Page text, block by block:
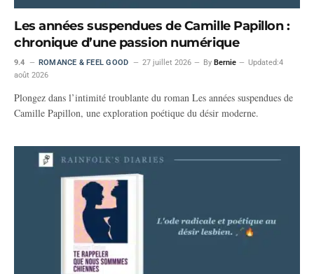
Les années suspendues de Camille Papillon :
chronique d’une passion numérique
9.4 ROMANCE & FEEL GOOD 27 juillet 2026 By Bernie Updated:4
août 2026
Plongez dans l’intimité troublante du roman Les années suspendues de
Camille Papillon, une exploration poétique du désir moderne.